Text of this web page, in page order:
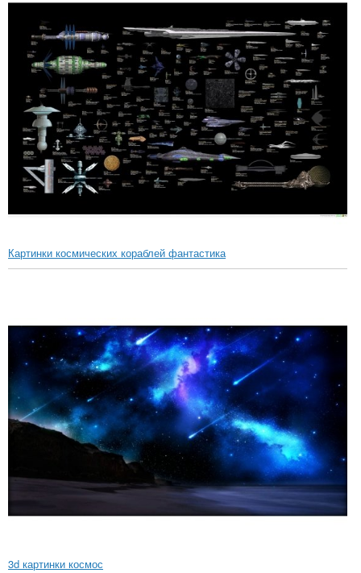
Картинки космических кораблей фантастика
3d картинки космос